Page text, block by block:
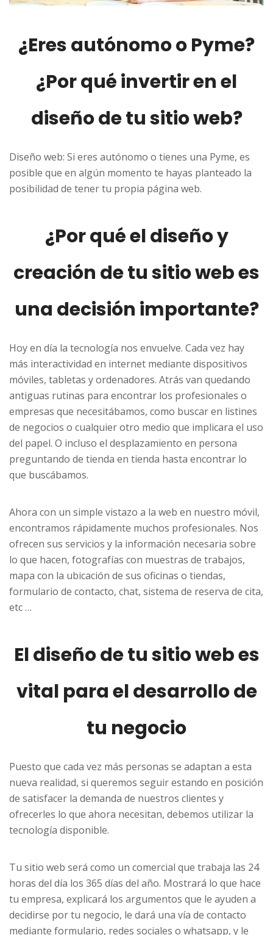
¿Eres autónomo o Pyme?
¿Por qué invertir en el
diseño de tu sitio web?
Diseño web: Si eres autónomo o tienes una Pyme, es
posible que en algún momento te hayas planteado la
posibilidad de tener tu propia página web.
¿Por qué el diseño y
creación de tu sitio web es
una decisión importante?
Hoy en día la tecnología nos envuelve. Cada vez hay
más interactividad en internet mediante dispositivos
móviles, tabletas y ordenadores. Atrás van quedando
antiguas rutinas para encontrar los profesionales o
empresas que necesitábamos, como buscar en listines
de negocios o cualquier otro medio que implicara el uso
del papel. O incluso el desplazamiento en persona
preguntando de tienda en tienda hasta encontrar lo
que buscábamos.
Ahora con un simple vistazo a la web en nuestro móvil,
encontramos rápidamente muchos profesionales. Nos
ofrecen sus servicios y la información necesaria sobre
lo que hacen, fotografías con muestras de trabajos,
mapa con la ubicación de sus oficinas o tiendas,
formulario de contacto, chat, sistema de reserva de cita,
etc …
El diseño de tu sitio web es
vital para el desarrollo de
tu negocio
Puesto que cada vez más personas se adaptan a esta
nueva realidad, si queremos seguir estando en posición
de satisfacer la demanda de nuestros clientes y
ofrecerles lo que ahora necesitan, debemos utilizar la
tecnología disponible.
Tu sitio web será como un comercial que trabaja las 24
horas del día los 365 días del año. Mostrará lo que hace
tu empresa, explicará los argumentos que le ayuden a
decidirse por tu negocio, le dará una vía de contacto
mediante formulario, redes sociales o whatsapp, y le